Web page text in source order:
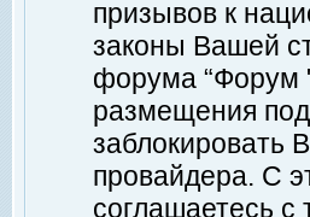
призывов к
законы Вашей
форума “Форум
размещения
заблокировать
провайдера. С
соглашаетесь с